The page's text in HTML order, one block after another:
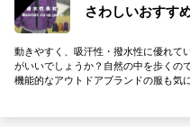
さわしいおすす
動きやすく、吸汗性・撥水性に優れて
がいいでしょうか？自然の中を歩くの
機能的なアウトドアブランドの服も気